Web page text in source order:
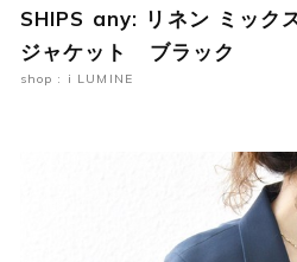
SHIPS any: リネン ミック
ジャケット ブラック
shop : i LUMINE